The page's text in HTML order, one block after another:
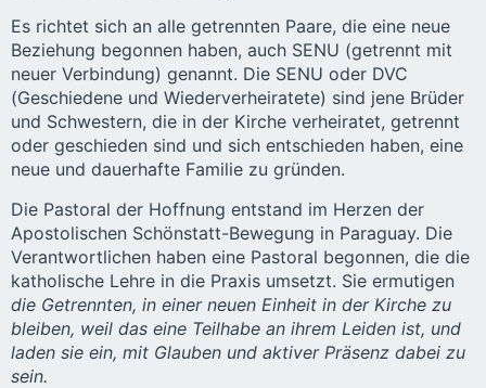
Es richtet sich an alle getrennten Paare, die eine neue
Beziehung begonnen haben, auch SENU (getrennt mit
neuer Verbindung) genannt. Die SENU oder DVC
(Geschiedene und Wiederverheiratete) sind jene Brüder
und Schwestern, die in der Kirche verheiratet, getrennt
oder geschieden sind und sich entschieden haben, eine
neue und dauerhafte Familie zu gründen.
Die Pastoral der Hoffnung entstand im Herzen der
Apostolischen Schönstatt-Bewegung in Paraguay. Die
Verantwortlichen haben eine Pastoral begonnen, die die
katholische Lehre in die Praxis umsetzt. Sie ermutigen
die Getrennten, in einer neuen Einheit in der Kirche zu
bleiben, weil das eine Teilhabe an ihrem Leiden ist, und
laden sie ein, mit Glauben und aktiver Präsenz dabei zu
sein.